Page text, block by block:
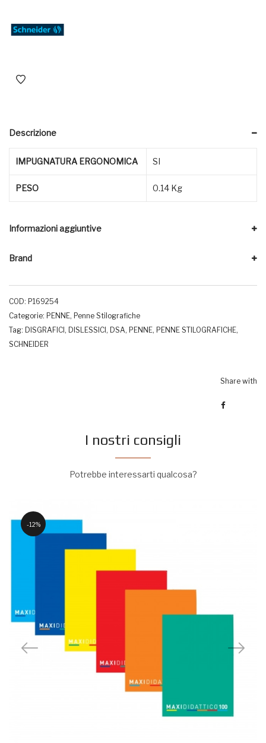
Descrizione
IMPUGNATURA ERGONOMICA SI
PESO 0.14 Kg
Informazioni aggiuntive
Brand
COD: P169254
Categorie: PENNE, Penne Stilografiche
Tag: DISGRAFICI, DISLESSICI, DSA, PENNE, PENNE STILOGRAFICHE,
SCHNEIDER
Share with
I nostri consigli
Potrebbe interessarti qualcosa?
12%